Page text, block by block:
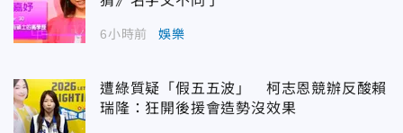
6小時前 娛樂
遭綠質疑「假五五波」 柯志恩競辦反酸賴
瑞隆：狂開後援會造勢沒效果